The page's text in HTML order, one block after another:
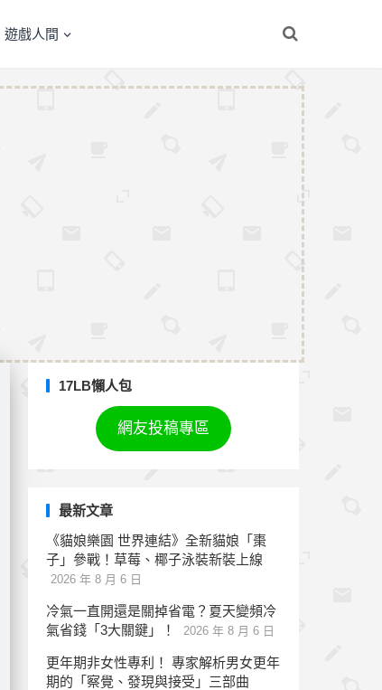
遊戲人間
17LB懶人包
網友投稿專區
最新文章
《貓娘樂園 世界連結》全新貓娘「棗
子」參戰！草莓、椰子泳裝新裝上線
2026 年 8 月 6 日
冷氣一直開還是關掉省電？夏天變頻冷
氣省錢「3大關鍵」！
2026 年 8 月 6 日
更年期非女性專利！ 專家解析男女更年
期的「察覺、發現與接受」三部曲